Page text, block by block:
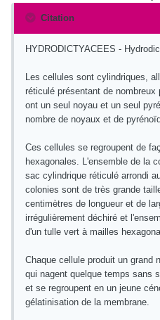
Citation
HYDRODICTYACEES -
Les cellules sont cylindriques,
réticulé présentant de
ont un seul noyau et un seul
nombre de noyaux et de
Ces cellules se regroupent de
hexagonales. L'ensemble de la
sac cylindrique réticulé arrondi
colonies sont de très grande
centimètres de longueur et de
irrégulièrement déchiré et
d'un tulle vert à mailles
Chaque cellule produit un grand
qui nagent quelque temps sans
et se regroupent en un jeune
gélatinisation de la membrane.